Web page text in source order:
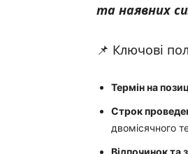
та наявних
📌 Ключові
Термін на
Строк
двомісячного